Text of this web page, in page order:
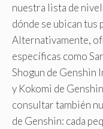
nuestra lista de
dónde se ubican
Alternativamente,
específicas como
Shogun de Genshin
y Kokomi de
consultar también
de Genshin: cada